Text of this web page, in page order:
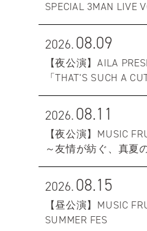
SPECIAL 3MAN LIVE
2026.08.09
【夜公演】AILA
「THAT'S SUCH A
2026.08.11
【夜公演】MUSIC
～友情が紡ぐ、真夏
2026.08.15
【昼公演】MUSIC
SUMMER FES